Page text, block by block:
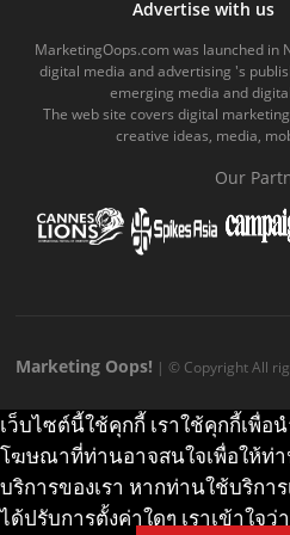
o
o
k
c
o
b
e
.
o
Advertise with us
MarketingOops.com was launched in
digital media and advertising 's
emerging media and
The web site covers digital
creative ideas, media,
Our
Marketing Oops! | © Copyright All
เว็บไซต์นี้ใช้คุกกี้ เราใช้คุกกี้เพื่อ
โฆษณาที่ท่านอาจสนใจเพื่อให้ท่
บริการของเรา หากท่านใช้บริกา
ได้ปรับการตั้งค่าใดๆ เราเข้าใจ